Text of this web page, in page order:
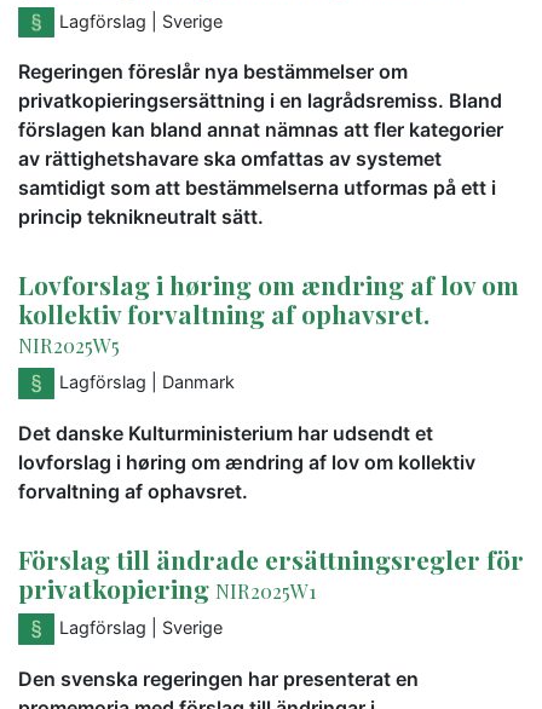
Lagförslag | Sverige
Regeringen föreslår nya bestämmelser om
privatkopieringsersättning i en lagrådsremiss. Bland
förslagen kan bland annat nämnas att fler kategorier
av rättighetshavare ska omfattas av systemet
samtidigt som att bestämmelserna utformas på ett i
princip teknikneutralt sätt.
Lovforslag i høring om ændring af lov om
kollektiv forvaltning af ophavsret.
NIR2025W5
Lagförslag | Danmark
Det danske Kulturministerium har udsendt et
lovforslag i høring om ændring af lov om kollektiv
forvaltning af ophavsret.
Förslag till ändrade ersättningsregler för
privatkopiering NIR2025W1
Lagförslag | Sverige
Den svenska regeringen har presenterat en